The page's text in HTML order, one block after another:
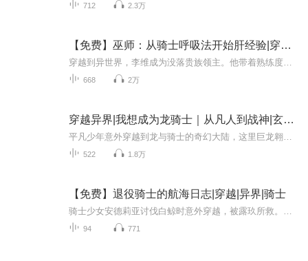
712 2.3万
【免费】巫师：从骑士呼吸法开始肝经验|穿越|系统流
668 2万
穿越异界|我想成为龙骑士｜从凡人到战神|玄幻精播
522 1.8万
【免费】退役骑士的航海日志|穿越|异界|骑士
94 771